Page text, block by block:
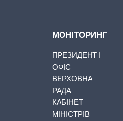
МОНІТОРИНГ
ПРЕЗИДЕНТ І
ОФІС
ВЕРХОВНА
РАДА
КАБІНЕТ
МІНІСТРІВ